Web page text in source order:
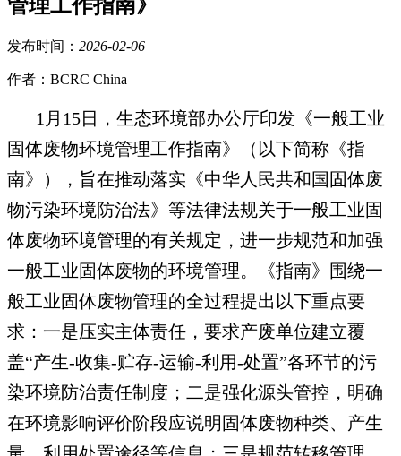
管理工作指南》
发布时间： 2026-02-06
作者：BCRC China
1月15日，生态环境部办公厅印发《一般工业
固体废物环境管理工作指南》（以下简称《指
南》），旨在推动落实《中华人民共和国固体废
物污染环境防治法》等法律法规关于一般工业固
体废物环境管理的有关规定，进一步规范和加强
一般工业固体废物的环境管理。《指南》围绕一
般工业固体废物管理的全过程提出以下重点要
求：一是压实主体责任，要求产废单位建立覆
盖“产生-收集-贮存-运输-利用-处置”各环节的污
染环境防治责任制度；二是强化源头管控，明确
在环境影响评价阶段应说明固体废物种类、产生